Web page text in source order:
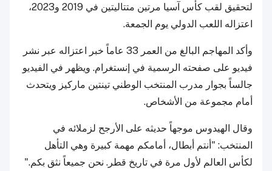
لتحقيق لقب كأس آسيا مرتين متتاليتين في 2019 و2023،
اعتزاله اللعب الدولي يوم الجمعة.
وأكد المهاجم البالغ من العمر 33 عاماً خبر اعتزاله عبر نشر
فيديو على صفحته الرسمية في إنستغرام. ويظهر في الفيديو
جالساً بجوار مدرب المنتخب الوطني تينتين ماركيز ويتحدث
أمام مجموعة من الأشخاص.
وقال الهيدوس موجهاً حديثه على الأرجح لزملائه في
المنتخب: "أنتم أبطال، أمامكم مهمة كبيرة وهي التأهل
لكأس العالم لأول مرة في تاريخ قطر. نحن جميعاً نثق بكم."